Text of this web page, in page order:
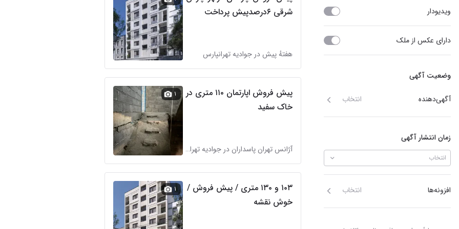
ویدیو‌دار
دارای عکس از ملک
وضعیت آگهی
آگهی‌دهنده انتخاب
زمان انتشار آگهی
انتخاب
افزونه‌ها انتخاب
شرقی ۶درصدپیش پرداخت
هفتهٔ پیش در جوادیه تهرانپارس
پیش فروش اپارتمان ۱۱۰ متری در
خاک سفید
آژانس تهران پاسداران در جوادیه تهرانپارس
۱
۱۰۳ و ۱۳۰ متری / پیش فروش /
خوش نقشه
۱